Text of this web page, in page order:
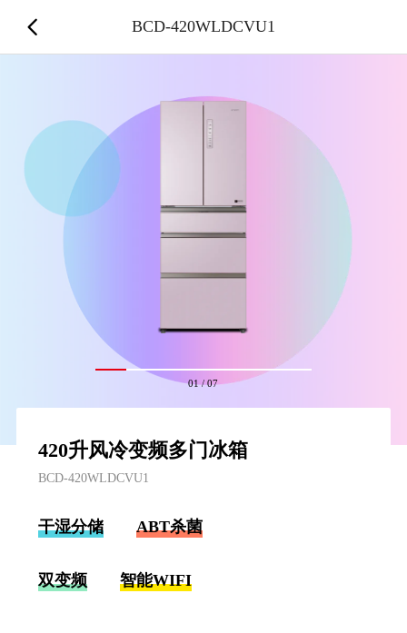
01/07
420升风冷变频多门冰箱
BCD-420WLDCVU1
干湿分储 ABT杀菌
双变频 智能WIFI
BCD-420WLDCVU1